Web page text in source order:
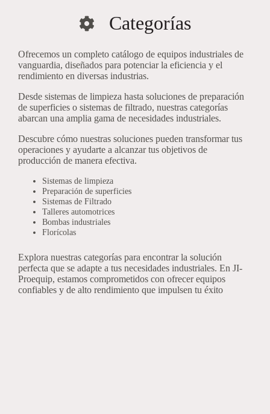
Categorías
Ofrecemos un completo catálogo de equipos industriales de
vanguardia, diseñados para potenciar la eficiencia y el
rendimiento en diversas industrias.
Desde sistemas de limpieza hasta soluciones de preparación
de superficies o sistemas de filtrado, nuestras categorías
abarcan una amplia gama de necesidades industriales.
Descubre cómo nuestras soluciones pueden transformar tus
operaciones y ayudarte a alcanzar tus objetivos de
producción de manera efectiva.
Sistemas de limpieza
Preparación de superficies
Sistemas de Filtrado
Talleres automotrices
Bombas industriales
Florícolas
Explora nuestras categorías para encontrar la solución
perfecta que se adapte a tus necesidades industriales. En JI-
Proequip, estamos comprometidos con ofrecer equipos
confiables y de alto rendimiento que impulsen tu éxito